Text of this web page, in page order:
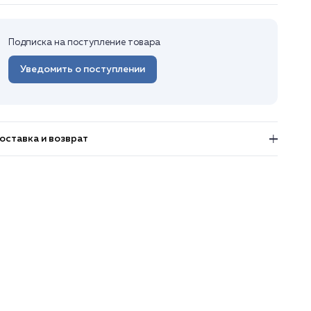
Подписка на поступление товара
Уведомить о поступлении
и возврат